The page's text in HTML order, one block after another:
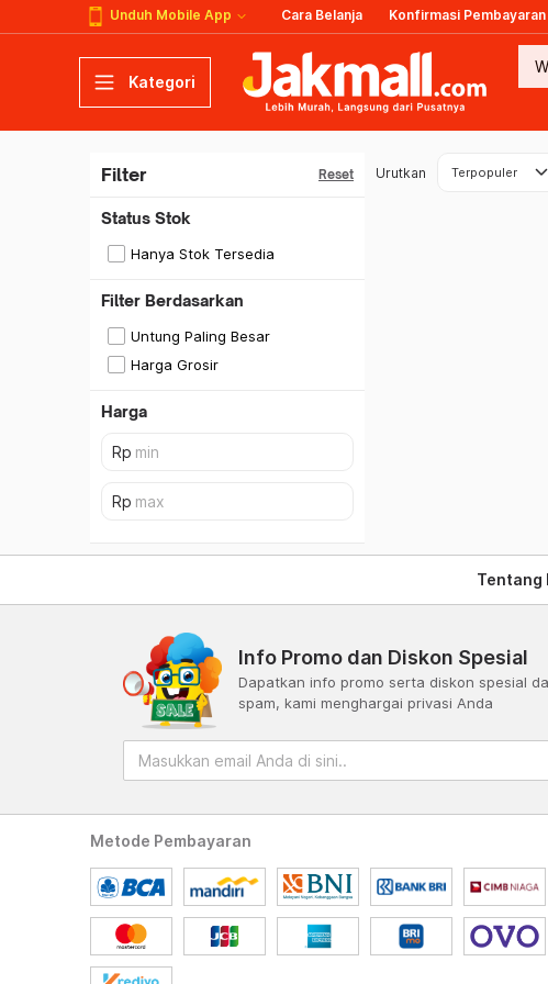
Unduh Mobile App Cara Belanja Konfirmasi Pembayaran
Kategori
Filter Reset
Status Stok
Hanya Stok Tersedia
Filter Berdasarkan
Untung Paling Besar
Harga Grosir
Harga
Urutkan Terpopuler keyboard_arrow_down
Tentang
Info Promo dan Diskon Spesial
Dapatkan info promo serta diskon spesial
spam, kami menghargai privasi Anda
Metode Pembayaran